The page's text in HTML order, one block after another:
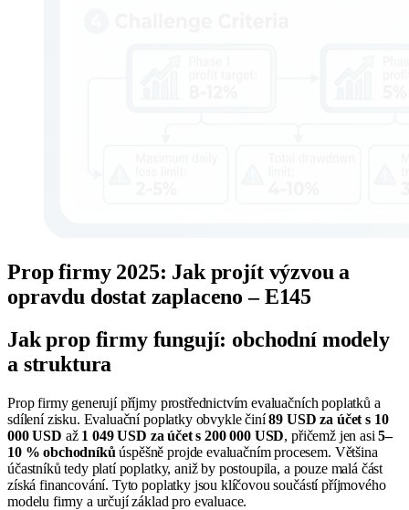
Prop firmy 2025: Jak projít výzvou a
opravdu dostat zaplaceno – E145
Jak prop firmy fungují: obchodní modely
a struktura
Prop firmy generují příjmy prostřednictvím evaluačních poplatků a
sdílení zisku. Evaluační poplatky obvykle činí89 USD za účet s 10
000 USD až 1 049 USD za účet s 200 000 USD, přičemž jen asi5–
10 % obchodníků úspěšně projde evaluačním procesem. Většina
účastníků tedy platí poplatky, aniž by postoupila, a pouze malá část
získá financování. Tyto poplatky jsou klíčovou součástí příjmového
modelu firmy a určují základ pro evaluace.